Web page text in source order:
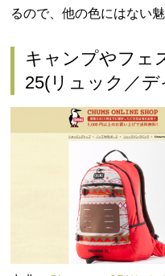
るので、他の色にはない
キャンプやフ
25(リュック／